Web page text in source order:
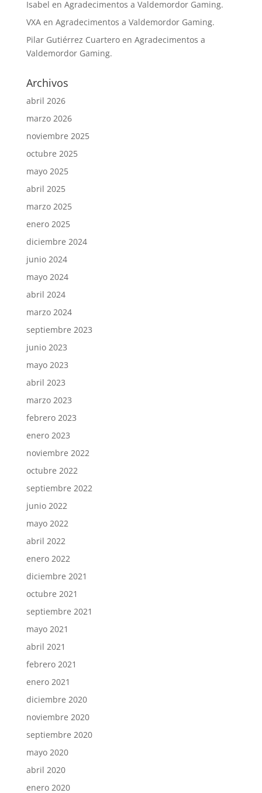
Isabel en Agradecimentos a Valdemordor Gaming.
VXAen Agradecimentos a Valdemordor Gaming.
Pilar Gutiérrez Cuarteroen Agradecimentos a
Valdemordor Gaming.
Archivos
abril 2026
marzo 2026
noviembre 2025
octubre 2025
mayo 2025
abril 2025
marzo 2025
enero 2025
diciembre 2024
junio 2024
mayo 2024
abril 2024
marzo 2024
septiembre 2023
junio 2023
mayo 2023
abril 2023
marzo 2023
febrero 2023
enero 2023
noviembre 2022
octubre 2022
septiembre 2022
junio 2022
mayo 2022
abril 2022
enero 2022
diciembre 2021
octubre 2021
septiembre 2021
mayo 2021
abril 2021
febrero 2021
enero 2021
diciembre 2020
noviembre 2020
septiembre 2020
mayo 2020
abril 2020
enero 2020